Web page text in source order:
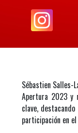
Sébastien Salles-
Apertura 2023 y
clave,
participación en